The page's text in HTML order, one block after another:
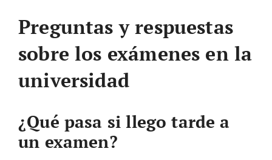
Preguntas y respuestas
sobre los exámenes en la
universidad
¿Qué pasa si llego tarde a
un examen?